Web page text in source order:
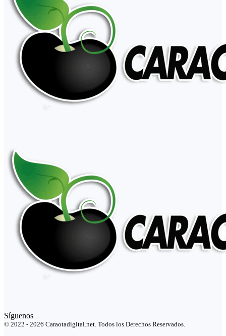
Síguenos
© 2022 - 2026 Caraotadigital.net. Todos los Derechos Reservados.